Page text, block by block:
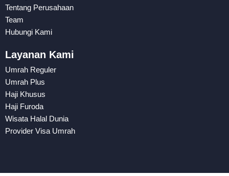
Tentang Perusahaan
Team
Hubungi Kami
Layanan Kami
Umrah Reguler
Umrah Plus
Haji Khusus
Haji Furoda
Wisata Halal Dunia
Provider Visa Umrah